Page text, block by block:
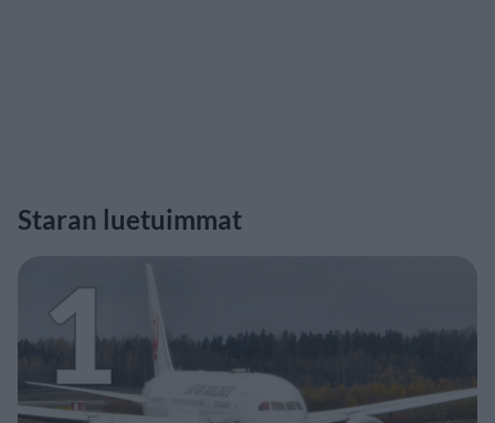
Staran luetuimmat
1